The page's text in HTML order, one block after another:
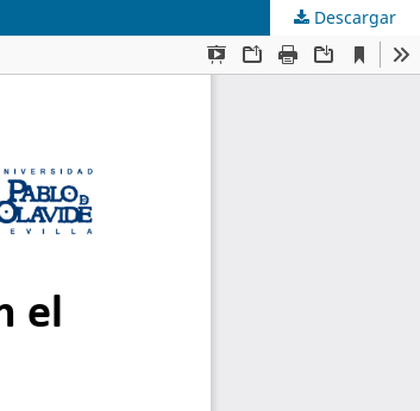
Descargar